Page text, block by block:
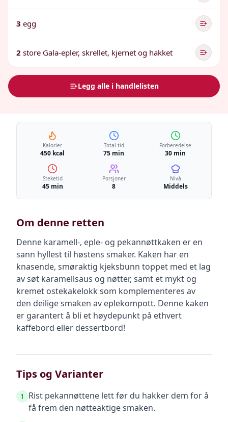
3 egg
2 store Gala-epler, skrellet, kjernet og hakket
Legg alle i handlelisten
Kalorier
450 kcal
Total tid
75 min
Forberedelse
30 min
Steketid
45 min
Porsjoner
8
Nivå
Middels
Om denne retten
Denne karamell-, eple- og pekannøttkaken er en
sann hyllest til høstens smaker. Kaken har en
knasende, smøraktig kjeksbunn toppet med et lag
av søt karamellsaus og nøtter, samt et mykt og
kremet ostekakelokk som komplementeres av
den deilige smaken av eplekompott. Denne kaken
er garantert å bli et høydepunkt på ethvert
kaffebord eller dessertbord!
Tips og Varianter
1
Rist pekannøttene lett før du hakker dem for å
få frem den nøtteaktige smaken.